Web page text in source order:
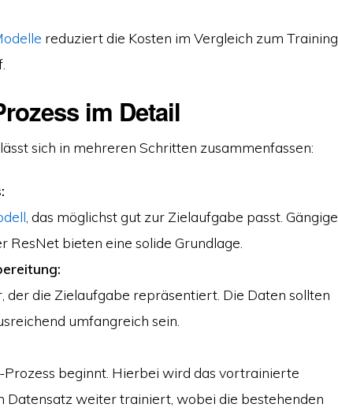
reduziert die Kosten im Vergleich zum Training
im Detail
sich in mehreren Schritten zusammenfassen:
, das möglichst gut zur Zielaufgabe passt. Gängige
ResNet bieten eine solide Grundlage.
der die Zielaufgabe repräsentiert. Die Daten sollten
umfangreich sein.
Prozess beginnt. Hierbei wird das vortrainierte
Datensatz weiter trainiert, wobei die bestehenden